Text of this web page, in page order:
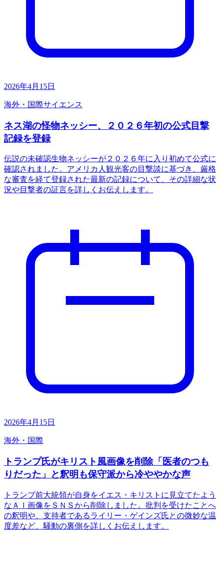
2026年4月15日
海外・国際サイエンス
ネス湖の怪物ネッシー、２０２６年初の公式目撃
記録を登録
伝説の未確認生物ネッシーが２０２６年に入り初めて公式に
確認されました。アメリカ人観光客の目撃談に基づき、厳格
な審査を経て登録された最新の記録について、その詳細な状
況や目撃者の証言を詳しくお伝えします。
2026年4月15日
海外・国際
トランプ氏がキリスト風画像を削除「医者のつも
りだった」と釈明も保守派から冷ややかな声
トランプ前大統領が自身をイエス・キリストに見立てたよう
なＡＩ画像をＳＮＳから削除しました。批判を受けたことへ
の釈明や、支持者であるライリー・ゲインズ氏との微妙な温
度差など、騒動の裏側を詳しくお伝えします。